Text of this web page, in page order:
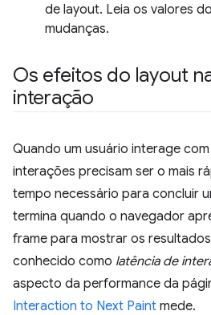
de layout. Leia os valores
mudanças.
Os efeitos do layout
interação
Quando um usuário interage
interações precisam ser o mais
tempo necessário para concluir
termina quando o navegador
frame para mostrar os
conhecido como latência de
aspecto da performance da
Interaction to Next Paint mede.